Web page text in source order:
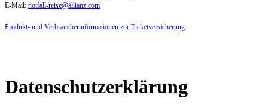
E-Mail: notfall-reise@allianz.com
Produkt- und Verbraucherinformationen zur Ticketversicherung
Datenschutzerklärung